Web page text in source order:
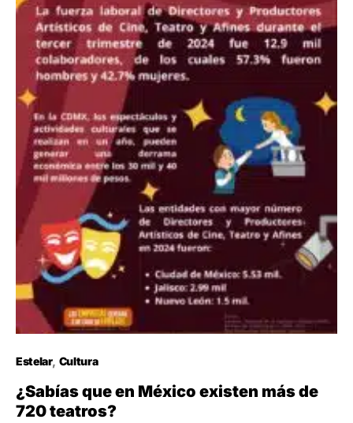
Estelar Cultura
¿Sabías que en México existen más de
720 teatros?